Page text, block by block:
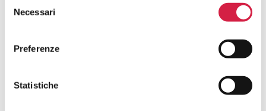
delNecessari
Preferenze
Statistiche